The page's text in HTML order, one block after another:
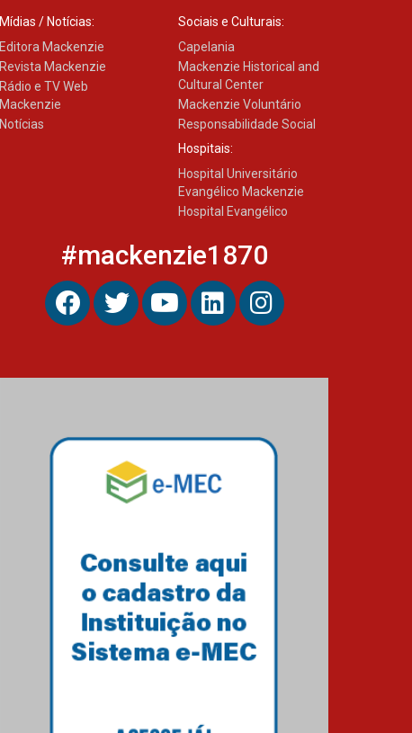
Mídias / Notícias:
Editora Mackenzie
Revista Mackenzie
Rádio e TV Web
Mackenzie
Notícias
Sociais e Culturais:
Capelania
Mackenzie Historical and
Cultural Center
Mackenzie Voluntário
Responsabilidade Social
Hospitais:
Hospital Universitário
Evangélico Mackenzie
Hospital Evangélico
#mackenzie1870